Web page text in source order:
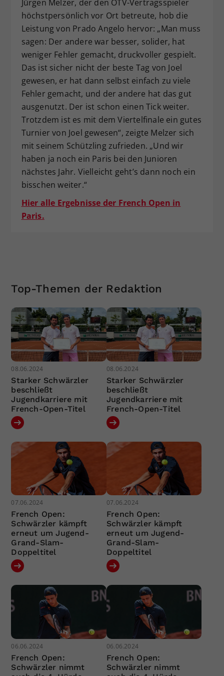
Jürgen Melzer, der den ÖTV-Vertragsspieler
höchstpersönlich vor Ort betreute, hob die
Leistung von Prado Angelo hervor: „Man muss
sagen: Der andere war besser, solider, hat
weniger Fehler gemacht, druckvoller gespielt.
Das ist sicher nicht der beste Tag von Joel
gewesen, er hat dann selbst einfach zu viele
Fehler gemacht, und der andere hat das gut
ausgenutzt. Der ist schon einen Tick weiter.
Trotzdem ist es mit dem Viertelfinale ein gutes
Turnier von Joel gewesen“, zeigte Melzer sich
mit seinem Schützling zufrieden. „Und wir
haben ja noch ein Paris bei den Junioren
nächstes Jahr. Vielleicht geht’s dann noch ein
bisschen weiter.“
Hier alle Ergebnisse der French Open in
Paris.
Top-Themen der Redaktion
08.06.2024
Starker Schwärzler
beschließt
Jugendkarriere mit
French-Open-Titel
08.06.2024
Starker Schwärzler
beschließt
Jugendkarriere mit
French-Open-Titel
07.06.2024
French Open:
Schwärzler kämpft
erneut um Jugend-
Grand-Slam-
Doppeltitel
07.06.2024
French Open:
Schwärzler kämpft
erneut um Jugend-
Grand-Slam-
Doppeltitel
06.06.2024
French Open:
Schwärzler nimmt
06.06.2024
French Open:
Schwärzler nimmt